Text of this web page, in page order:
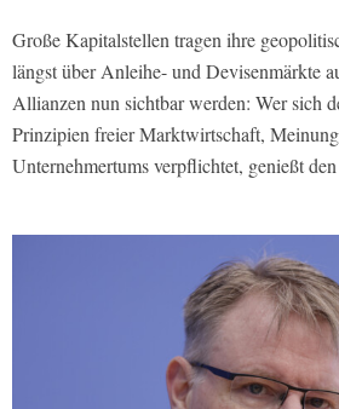
Große Kapitalstellen tragen ihre
längst über Anleihe- und Devisenmärkte
Allianzen nun sichtbar werden: Wer sich
Prinzipien freier Marktwirtschaft,
Unternehmertums verpflichtet, genießt